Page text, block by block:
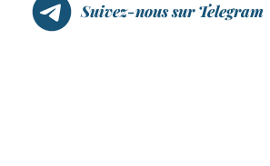
Suivez-nous sur Telegram